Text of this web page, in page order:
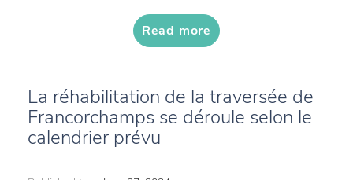
Read more
La réhabilitation de la traversée de
Francorchamps se déroule selon le
calendrier prévu